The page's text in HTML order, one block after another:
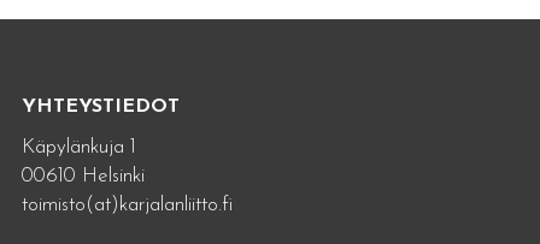
YHTEYSTIEDOT
Käpylänkuja 1
00610 Helsinki
toimisto(at)karjalanliitto.fi